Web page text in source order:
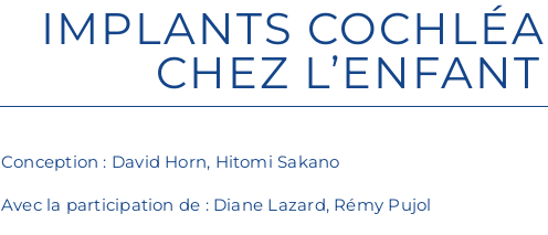
IMPLANTS
CHEZ L’ENFANT
Conception : David Horn, Hitomi Sakano
Avec la participation de : Diane Lazard, Rémy Pujol